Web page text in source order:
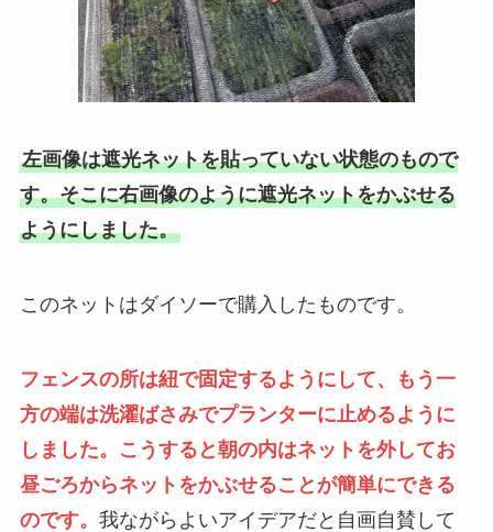
左画像は遮光ネットを貼っていない状態のもので
す。そこに右画像のように遮光ネットをかぶせる
ようにしました。
このネットはダイソーで購入したものです。
フェンスの所は紐で固定するようにして、もう一
方の端は洗濯ばさみでプランターに止めるように
しました。こうすると朝の内はネットを外してお
昼ごろからネットをかぶせることが簡単にできる
のです。 我ながらよいアイデアだと自画自賛して